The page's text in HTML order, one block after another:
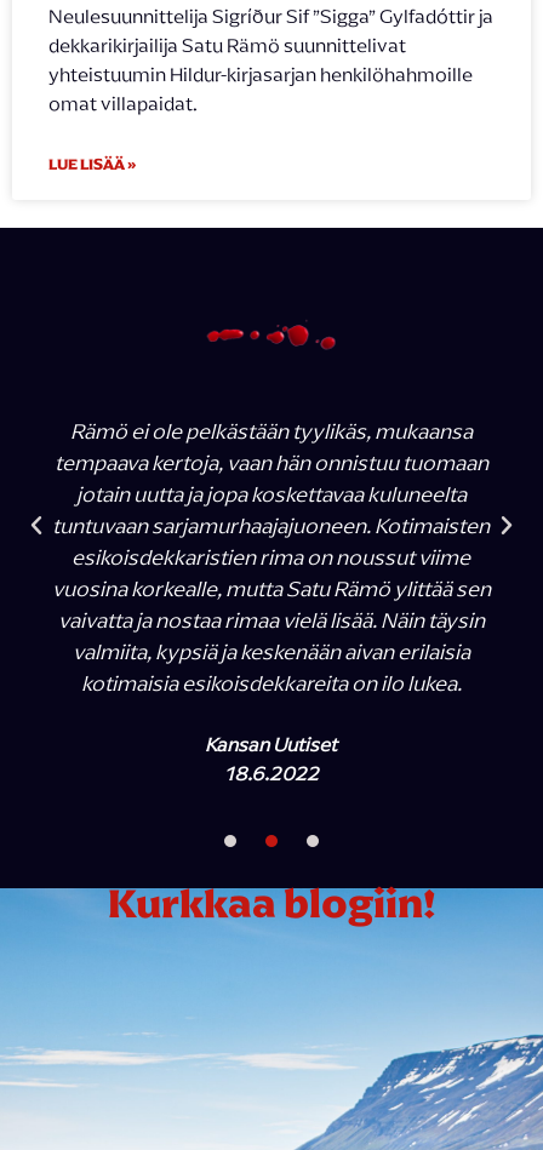
Neulesuunnittelija Sigríður Sif ”Sigga” Gylfadóttir ja
dekkarikirjailija Satu Rämö suunnittelivat
yhteistuumin Hildur-kirjasarjan henkilöhahmoille
omat villapaidat.
LUE LISÄÄ »
Rämö ei ole pelkästään tyylikäs, mukaansa
tempaava kertoja, vaan hän onnistuu tuomaan
jotain uutta ja jopa koskettavaa kuluneelta
tuntuvaan sarjamurhaajajuoneen. Kotimaisten
esikoisdekkaristien rima on noussut viime
vuosina korkealle, mutta Satu Rämö ylittää sen
vaivatta ja nostaa rimaa vielä lisää. Näin täysin
valmiita, kypsiä ja keskenään aivan erilaisia
kotimaisia esikoisdekkareita on ilo lukea.
Kansan Uutiset
18.6.2022
Kurkkaa blogiin!